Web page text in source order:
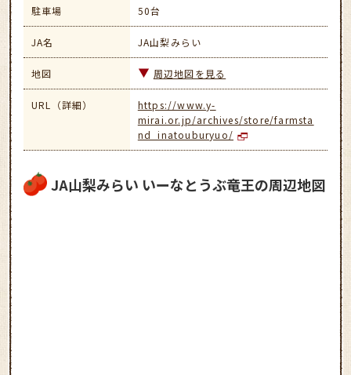
駐車場 50台
JA名 JA山梨みらい
地図 周辺地図を見る
URL（詳細）
https://www.y-
mirai.or.jp/archives/store/farmsta
nd_inatouburyuo/
JA山梨みらい いーなとうぶ竜王の周辺地図